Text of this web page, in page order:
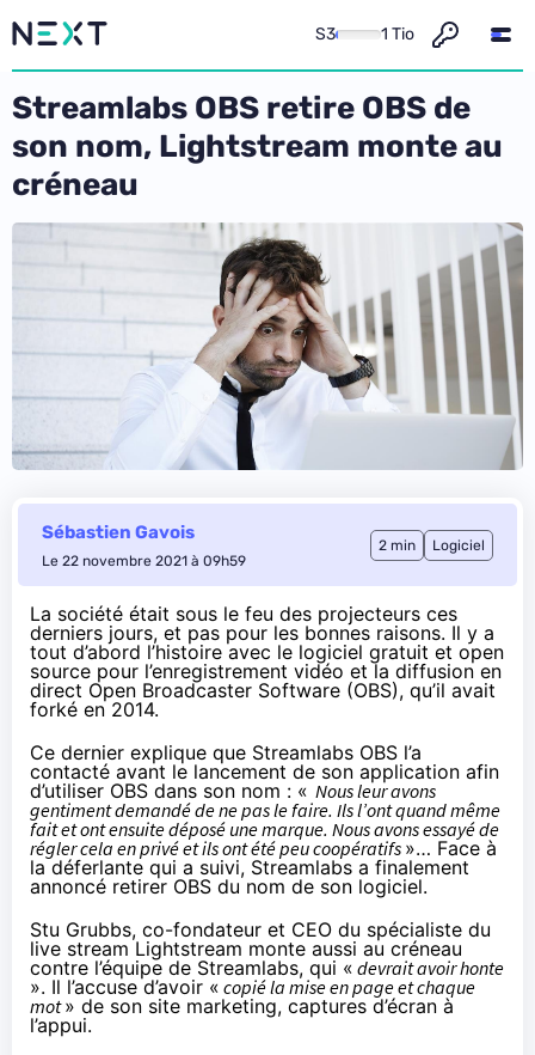
S3 1 Tio
Streamlabs OBS retire OBS de
son nom, Lightstream monte au
créneau
Sébastien Gavois
Le 22 novembre 2021 à 09h59
2 min Logiciel
La société était sous le feu des projecteurs ces
derniers jours, et pas pour les bonnes raisons. Il y a
tout d’abord l’histoire avec le logiciel gratuit et open
source pour l’enregistrement vidéo et la diffusion en
direct Open Broadcaster Software (OBS), qu’il avait
forké en 2014.
Ce dernier explique que Streamlabs OBS l’a
contacté avant le lancement de son application afin
d’utiliser OBS dans son nom : « Nous leur avons
gentiment demandé de ne pas le faire. Ils l’ont quand même
fait et ont ensuite déposé une marque. Nous avons essayé de
régler cela en privé et ils ont été peu coopératifs »… Face à
la déferlante qui a suivi, Streamlabs a finalement
annoncé retirer OBS du nom de son logiciel.
Stu Grubbs, co-fondateur et CEO du spécialiste du
live stream Lightstream monte aussi au créneau
contre l’équipe de Streamlabs, qui « devrait avoir honte
». Il l’accuse d’avoir « copié la mise en page et chaque
mot» de son site marketing, captures d’écran à
l’appui.